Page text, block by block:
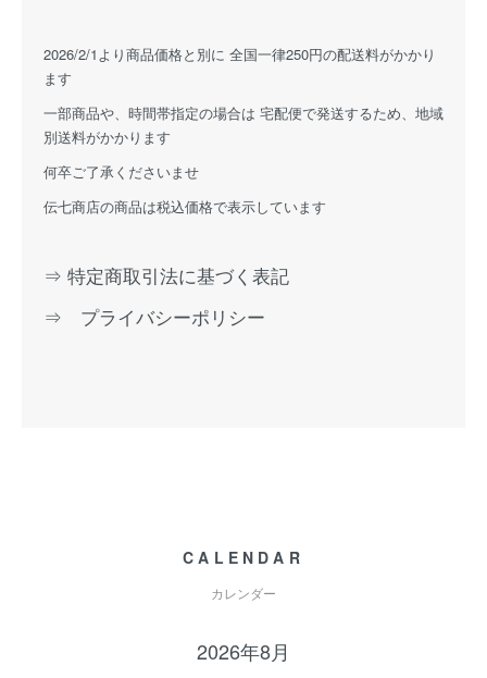
2026/2/1より商品価格と別に 全国一律250円の配送料がかかり
ます
一部商品や、時間帯指定の場合は 宅配便で発送するため、地域
別送料がかかります
何卒ご了承くださいませ
伝七商店の商品は税込価格で表示しています
⇒ 特定商取引法に基づく表記
⇒ プライバシーポリシー
CALENDAR
カレンダー
2026年8月